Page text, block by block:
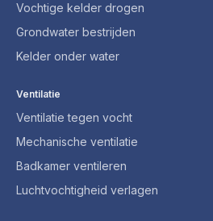
Vochtige kelder drogen
Grondwater bestrijden
Kelder onder water
Ventilatie
Ventilatie tegen vocht
Mechanische ventilatie
Badkamer ventileren
Luchtvochtigheid verlagen